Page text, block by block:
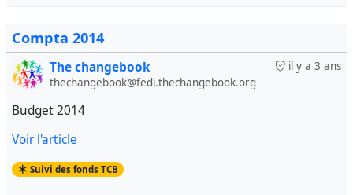
Compta 2014
il y a 3 ans
The changebook
thechangebook@fedi.thechangebook.org
Budget 2014
Voir l'article
Suivi des fonds TCB